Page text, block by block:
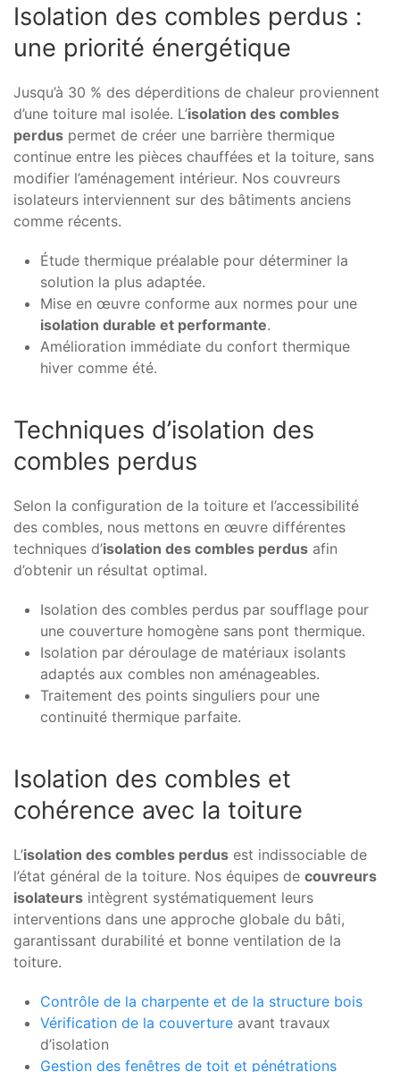
Isolation des combles perdus :
une priorité énergétique
Jusqu’à 30 % des déperditions de chaleur proviennent
d’une toiture mal isolée. L’isolation des combles
perdus permet de créer une barrière thermique
continue entre les pièces chauffées et la toiture, sans
modifier l’aménagement intérieur. Nos couvreurs
isolateurs interviennent sur des bâtiments anciens
comme récents.
Étude thermique préalable pour déterminer la
solution la plus adaptée.
Mise en œuvre conforme aux normes pour une
isolation durable et performante.
Amélioration immédiate du confort thermique
hiver comme été.
Techniques d’isolation des
combles perdus
Selon la configuration de la toiture et l’accessibilité
des combles, nous mettons en œuvre différentes
techniques d’isolation des combles perdus afin
d’obtenir un résultat optimal.
Isolation des combles perdus par soufflage pour
une couverture homogène sans pont thermique.
Isolation par déroulage de matériaux isolants
adaptés aux combles non aménageables.
Traitement des points singuliers pour une
continuité thermique parfaite.
Isolation des combles et
cohérence avec la toiture
L’isolation des combles perdus est indissociable de
l’état général de la toiture. Nos équipes de couvreurs
isolateurs intègrent systématiquement leurs
interventions dans une approche globale du bâti,
garantissant durabilité et bonne ventilation de la
toiture.
Contrôle de la charpente et de la structure bois
Vérification de la couverture avant travaux
d’isolation
Gestion des fenêtres de toit et pénétrations